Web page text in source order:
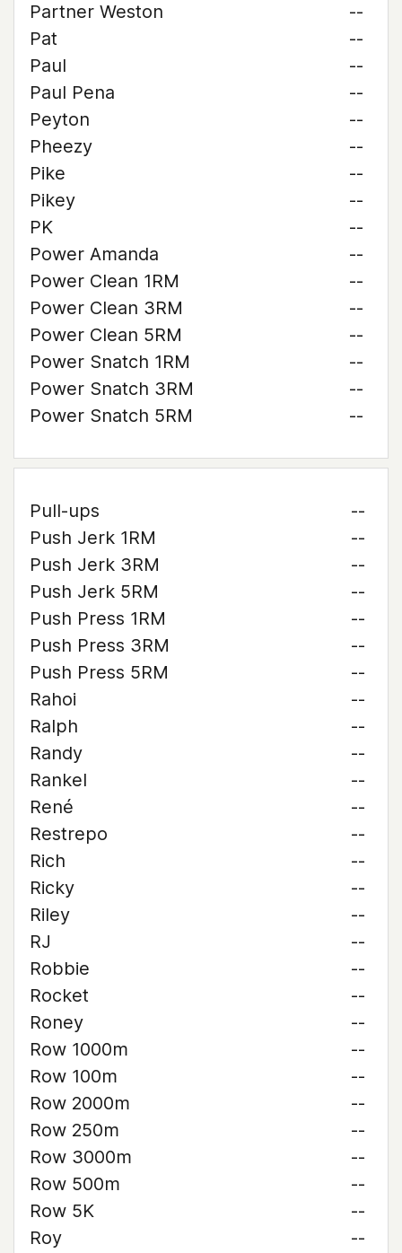
Partner Weston
--
Pat
--
Paul
--
Paul Pena
--
Peyton
--
Pheezy
--
Pike
--
Pikey
--
PK
--
Power Amanda
--
Power Clean 1RM
--
Power Clean 3RM
--
Power Clean 5RM
--
Power Snatch 1RM
--
Power Snatch 3RM
--
Power Snatch 5RM
--
Pull-ups
--
Push Jerk 1RM
--
Push Jerk 3RM
--
Push Jerk 5RM
--
Push Press 1RM
--
Push Press 3RM
--
Push Press 5RM
--
Rahoi
--
Ralph
--
Randy
--
Rankel
--
René
--
Restrepo
--
Rich
--
Ricky
--
Riley
--
RJ
--
Robbie
--
Rocket
--
Roney
--
Row 1000m
--
Row 100m
--
Row 2000m
--
Row 250m
--
Row 3000m
--
Row 500m
--
Row 5K
--
Roy
--